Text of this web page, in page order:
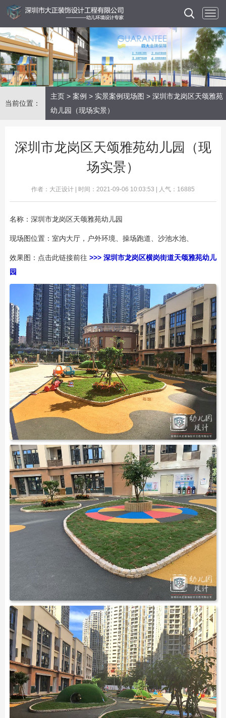
当前位置：
主页 > 案例 > 实景案例现场图 > 深圳市龙岗区天颂雅苑
幼儿园（现场实景）
深圳市龙岗区天颂雅苑幼儿园（现
场实景）
作者：大正设计 | 时间：2021-09-06 10:03:53 | 人气：16885
名称：深圳市龙岗区天颂雅苑幼儿园
现场图位置：室内大厅，户外环境、操场跑道、沙池水池、
效果图：点击此链接前往 >>> 深圳市龙岗区横岗街道天颂雅苑幼儿
园